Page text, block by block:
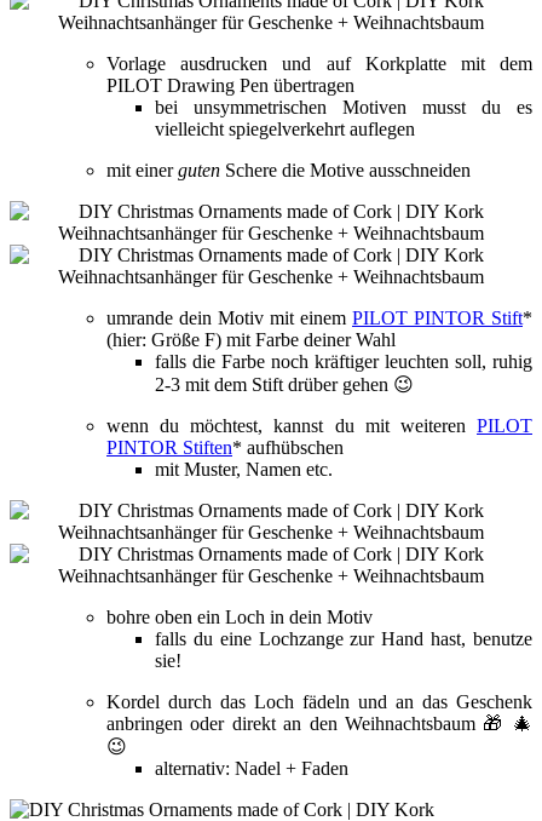
Vorlage ausdrucken und auf Korkplatte mit dem
PILOT Drawing Pen übertragen
bei unsymmetrischen Motiven musst du es
vielleicht spiegelverkehrt auflegen
mit einerguten Schere die Motive ausschneiden
umrande dein Motiv mit einem PILOT PINTOR Stift*
(hier: Größe F) mit Farbe deiner Wahl
falls die Farbe noch kräftiger leuchten soll, ruhig
2-3 mit dem Stift drüber gehen 😉
wenn du möchtest, kannst du mit weiteren PILOT
PINTOR Stiften* aufhübschen
mit Muster, Namen etc.
bohre oben ein Loch in dein Motiv
falls du eine Lochzange zur Hand hast, benutze
sie!
Kordel durch das Loch fädeln und an das Geschenk
anbringen oder direkt an den Weihnachtsbaum 🎁 🎄
😉
alternativ: Nadel + Faden